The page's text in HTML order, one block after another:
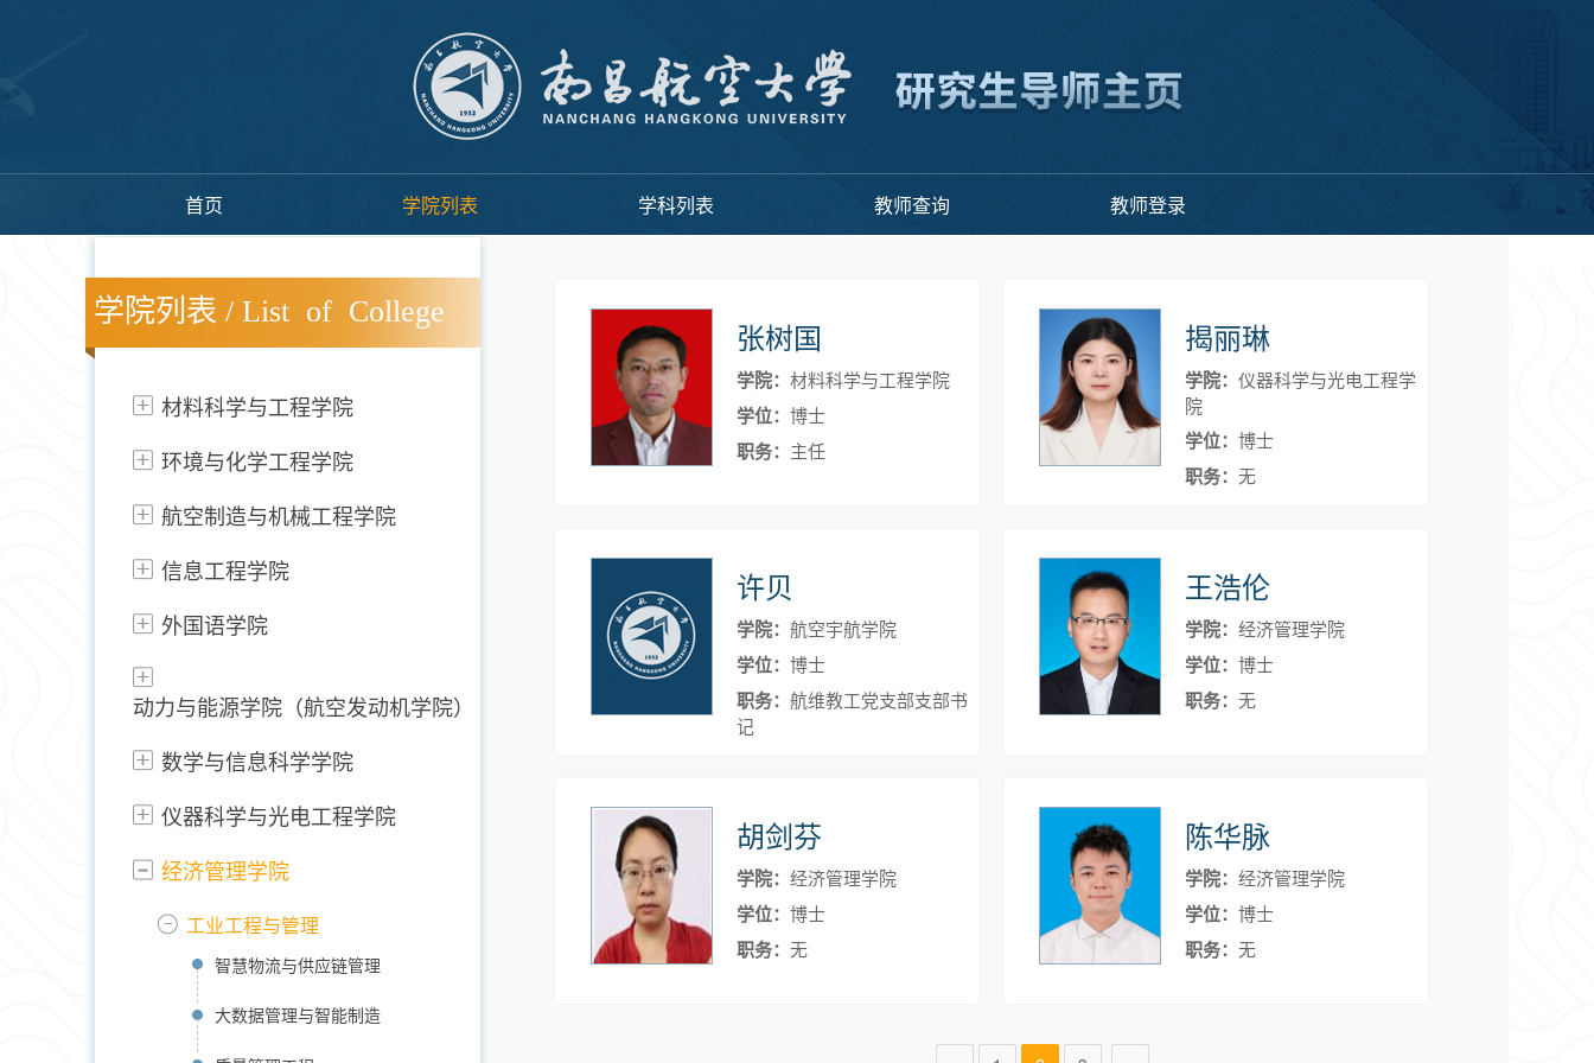
首页 学院列表 学科列表 教师查询 教师登录
学院列表 / List of College
材料科学与工程学院
环境与化学工程学院
航空制造与机械工程学院
信息工程学院
外国语学院
动力与能源学院（航空发动机学院）
数学与信息科学学院
仪器科学与光电工程学院
经济管理学院
工业工程与管理
智慧物流与供应链管理
大数据管理与智能制造
张树国
学院： 材料科学与工程学院
学位： 博士
职务： 主任
揭丽琳
学院： 仪器科学与光电工程学
院
学位： 博士
职务： 无
许贝
学院： 航空宇航学院
学位： 博士
职务： 航维教工党支部支部书
记
王浩伦
学院： 经济管理学院
学位： 博士
职务： 无
胡剑芬
学院： 经济管理学院
学位： 博士
职务： 无
陈华脉
学院： 经济管理学院
学位： 博士
职务： 无